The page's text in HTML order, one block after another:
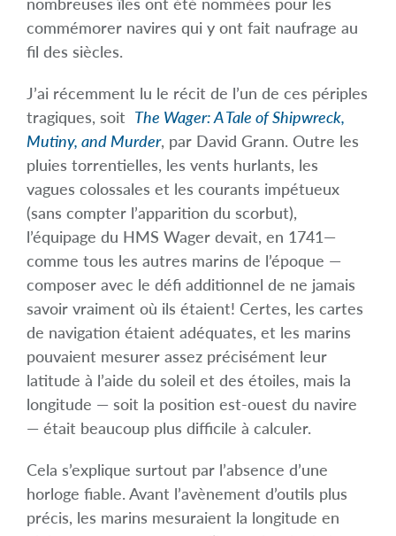
commémorer navires qui y ont fait naufrage au
fil des siècles.
J’ai récemment lu le récit de l’un de ces périples
tragiques, soit The Wager: A Tale of Shipwreck,
Mutiny, and Murder, par David Grann. Outre les
pluies torrentielles, les vents hurlants, les
vagues colossales et les courants impétueux
(sans compter l’apparition du scorbut),
l’équipage du HMS Wager devait, en 1741—
comme tous les autres marins de l’époque —
composer avec le défi additionnel de ne jamais
savoir vraiment où ils étaient! Certes, les cartes
de navigation étaient adéquates, et les marins
pouvaient mesurer assez précisément leur
latitude à l’aide du soleil et des étoiles, mais la
longitude — soit la position est-ouest du navire
— était beaucoup plus difficile à calculer.
Cela s’explique surtout par l’absence d’une
horloge fiable. Avant l’avènement d’outils plus
précis, les marins mesuraient la longitude en